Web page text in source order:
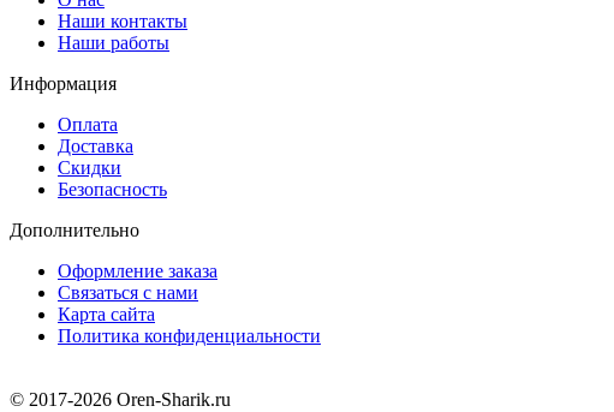
Наши контакты
Наши работы
Информация
Оплата
Доставка
Скидки
Безопасность
Дополнительно
Оформление заказа
Связаться с нами
Карта сайта
Политика конфиденциальности
© 2017-2026 Oren-Sharik.ru